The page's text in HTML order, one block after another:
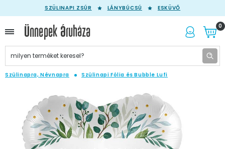
SZÜLINAPI ZSÚR LÁNYBÚCSÚ ESKÜVŐ
0
Szülinapra, Névnapra Szülinapi Fólia és Bubble Lufi